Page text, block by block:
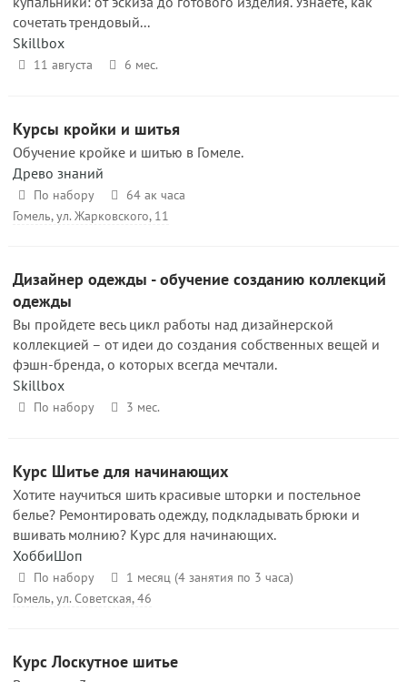
сочетать трендовый...
Skillbox
11 августа 6 мес.
Курсы кройки и шитья
Обучение кройке и шитью в Гомеле.
Древо знаний
По набору
64 ак часа
Гомель, ул. Жарковского, 11
Дизайнер одежды - обучение созданию коллекций
одежды
Вы пройдете весь цикл работы над дизайнерской
коллекцией – от идеи до создания собственных вещей и
фэшн-бренда, о которых всегда мечтали.
Skillbox
По набору 3 мес.
Курс Шитье для начинающих
Хотите научиться шить красивые шторки и постельное
белье? Ремонтировать одежду, подкладывать брюки и
вшивать молнию? Курс для начинающих.
ХоббиШоп
По набору
1 месяц (4 занятия по 3 часа)
Гомель, ул. Советская, 46
Курс Лоскутное шитье